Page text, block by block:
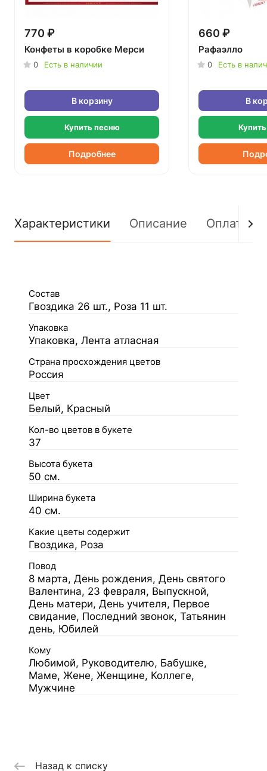
770 ₽
Конфеты в коробке Мерси
0 Есть в наличии
В корзину
Купить песню
Подробнее
660 ₽
Рафаэлло
0 Есть в
В
Характеристики Описание Оплата
Состав
Гвоздика 26 шт., Роза 11 шт.
Упаковка
Упаковка, Лента атласная
Страна просхождения цветов
Россия
Цвет
Белый, Красный
Кол-во цветов в букете
37
Высота букета
50 см.
Ширина букета
40 см.
Какие цветы содержит
Гвоздика, Роза
Повод
8 марта, День рождения, День святого
Валентина, 23 февраля, Выпускной,
День матери, День учителя, Первое
свидание, Последний звонок, Татьянин
день, Юбилей
Кому
Любимой, Руководителю, Бабушке,
Маме, Жене, Женщине, Коллеге,
Мужчине
Назад к списку